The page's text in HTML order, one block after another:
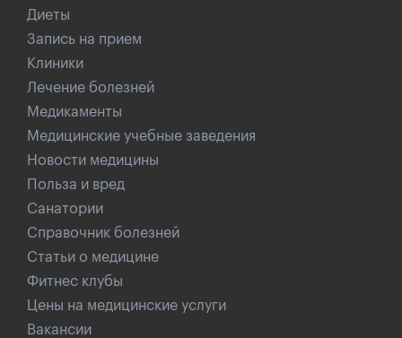
Диеты
Запись на прием
Клиники
Лечение болезней
Медикаменты
Медицинские учебные заведения
Новости медицины
Польза и вред
Санатории
Справочник болезней
Статьи о медицине
Фитнес клубы
Цены на медицинские услуги
Вакансии